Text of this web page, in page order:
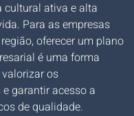
cultural ativa e alta
Para as empresas
oferecer um plano
é uma forma
os
garantir acesso a
de qualidade.